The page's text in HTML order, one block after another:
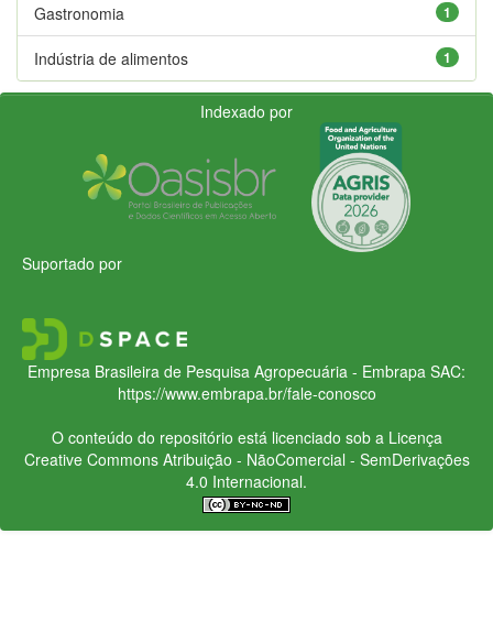
1
Gastronomia
1
Indústria de alimentos
Indexado por
Suportado por
Empresa Brasileira de Pesquisa Agropecuária - Embrapa SAC:
https://www.embrapa.br/fale-conosco
O conteúdo do repositório está licenciado sob a Licença
Creative CommonsAtribuição - NãoComercial - SemDerivações
4.0 Internacional.